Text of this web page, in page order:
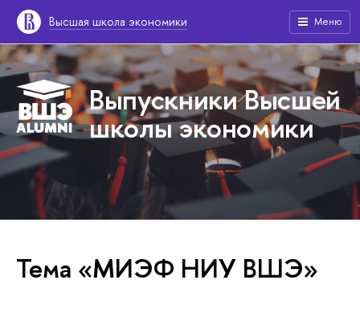
Высшая школа экономики Меню
Выпускники Высшей
школы экономики
Тема «МИЭФ НИУ ВШЭ»